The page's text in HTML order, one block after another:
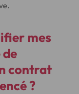
mes
contrat
?